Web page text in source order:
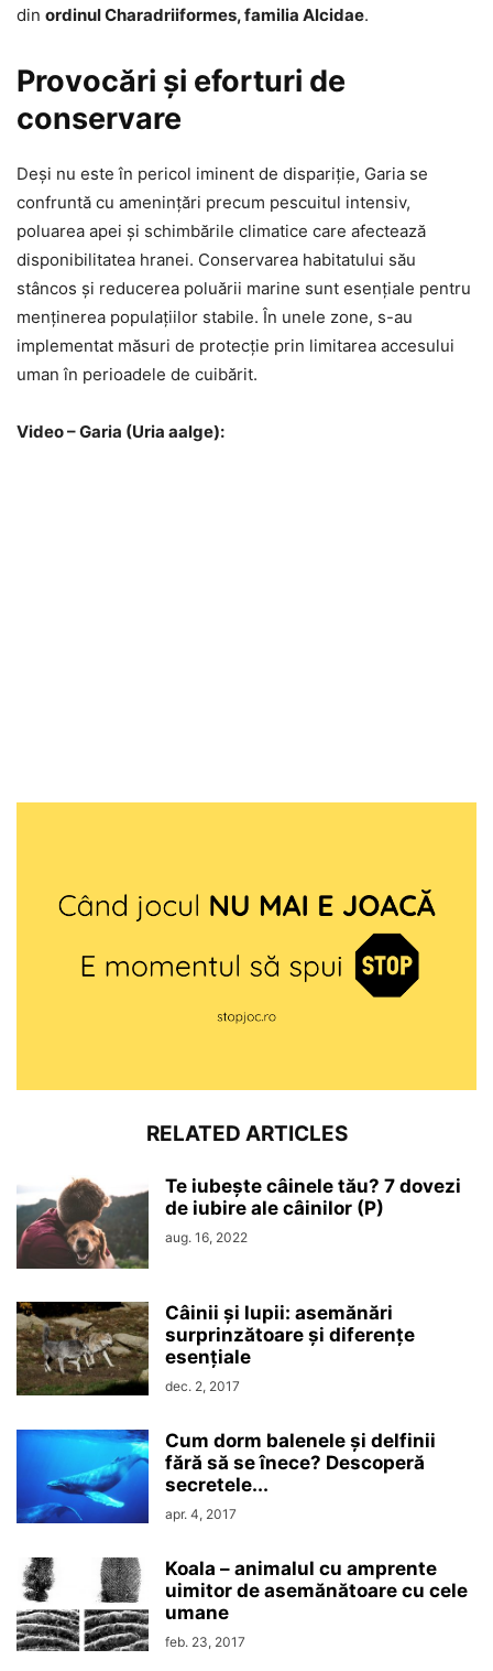
din ordinul Charadriiformes, familia Alcidae.
Provocări și eforturi de
conservare
Deși nu este în pericol iminent de dispariție, Garia se
confruntă cu amenințări precum pescuitul intensiv,
poluarea apei și schimbările climatice care afectează
disponibilitatea hranei. Conservarea habitatului său
stâncos și reducerea poluării marine sunt esențiale pentru
menținerea populațiilor stabile. În unele zone, s-au
implementat măsuri de protecție prin limitarea accesului
uman în perioadele de cuibărit.
Video – Garia (Uria aalge):
RELATED ARTICLES
Te iubește câinele tău? 7 dovezi
de iubire ale câinilor (P)
aug. 16, 2022
Câinii și lupii: asemănări
surprinzătoare și diferențe
esențiale
dec. 2, 2017
Cum dorm balenele și delfinii
fără să se înece? Descoperă
secretele...
apr. 4, 2017
Koala – animalul cu amprente
uimitor de asemănătoare cu cele
umane
feb. 23, 2017